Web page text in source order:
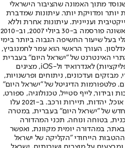
מתוך האמונה שהציבור הישראלי
יותר ומדויקת יותר. עיתונות שמדברת
ועניינית. עיתונות אחרת וללא
תשלום. המהדורה המודפסת הראשונה פורסמה ב-30 ביולי 2007, וב-2010
בעל שיעור החשיפה הגבוה ביותר בימי
העורך הראשי הוא עמר לחמנוביץ,
האינטרנט של "ישראל היום" בעברית
ובאנגלית, כמו כן היישומונים (אפליקציות) לאנדרואיד ול-iOS, מציגים
ועדכונים, ניתוחים ופרשנויות,
פלטפורמות הדיגיטל של "ישראל היום"
ובידור, לייף סטייל, טכנולוגיה, ספורט,
כלכלה וצרכנות, בריאות, חיילים, אוכל, יהדות, תיירות ורכב. ב-2021 עלו
של "ישראל היום" בעברית, במטרה
בטוחה ונוחה. תכני המהדורה
במהדורה יומית מקוונת, ואפשר
ההטבות הייחודי "הקליקה של ישראל